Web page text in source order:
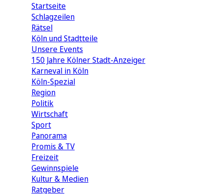
Startseite
Schlagzeilen
Rätsel
Köln und Stadtteile
Unsere Events
150 Jahre Kölner Stadt-Anzeiger
Karneval in Köln
Köln-Spezial
Region
Politik
Wirtschaft
Sport
Panorama
Promis & TV
Freizeit
Gewinnspiele
Kultur & Medien
Ratgeber